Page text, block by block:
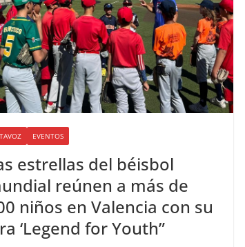
EVENTOS
estrellas del béisbol
reúnen a más de
niños en Valencia con su
‘Legend for Youth”